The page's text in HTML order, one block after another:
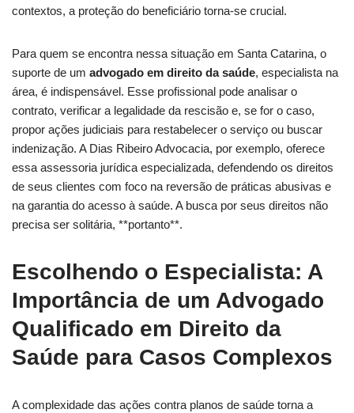
contextos, a proteção do beneficiário torna-se crucial.
Para quem se encontra nessa situação em Santa Catarina, o
suporte de um advogado em direito da saúde, especialista na
área, é indispensável. Esse profissional pode analisar o
contrato, verificar a legalidade da rescisão e, se for o caso,
propor ações judiciais para restabelecer o serviço ou buscar
indenização. A Dias Ribeiro Advocacia, por exemplo, oferece
essa assessoria jurídica especializada, defendendo os direitos
de seus clientes com foco na reversão de práticas abusivas e
na garantia do acesso à saúde. A busca por seus direitos não
precisa ser solitária, **portanto**.
Escolhendo o Especialista: A
Importância de um Advogado
Qualificado em Direito da
Saúde para Casos Complexos
A complexidade das ações contra planos de saúde torna a